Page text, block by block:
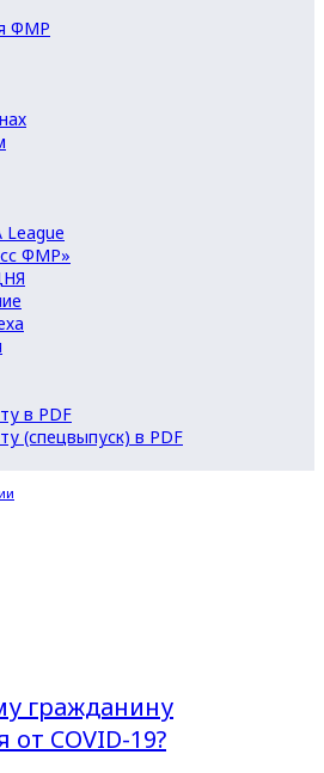
ФМР
League
ФМР»
в PDF
(спецвыпуск) в PDF
гражданину
COVID-19?